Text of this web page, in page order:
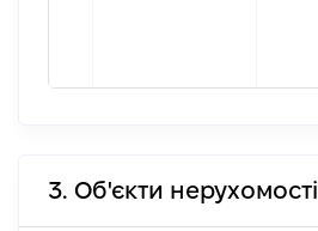
3. Об'єкти нерухомості